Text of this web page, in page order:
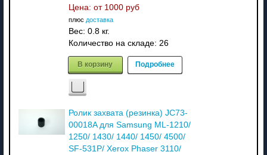
Цена: от 1000 руб
плюс доставка
Вес: 0.8 кг.
Количество на складе: 26
В корзину Подробнее
Ролик захвата (резинка) JC73-
00018A для Samsung ML-1210/
1250/ 1430/ 1440/ 1450/ 4500/
SF-531P/ Xerox Phaser 3110/